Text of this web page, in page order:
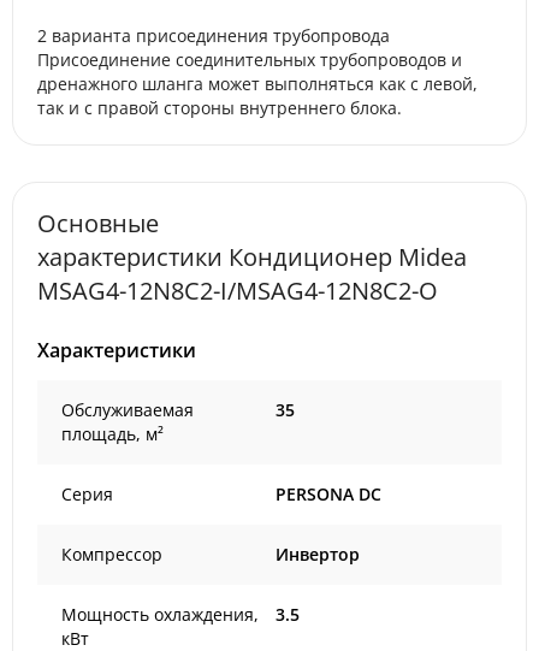
2 варианта присоединения трубопровода
Присоединение соединительных трубопроводов и
дренажного шланга может выполняться как с левой,
так и с правой стороны внутреннего блока.
Основные
характеристики Кондиционер Midea
MSAG4-12N8C2-I/MSAG4-12N8C2-O
Характеристики
Обслуживаемая
площадь, м²
35
Серия PERSONA DC
Компрессор Инвертор
Мощность охлаждения,
кВт
3.5